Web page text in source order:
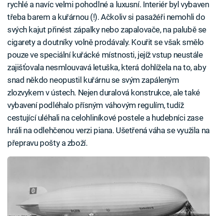
rychlé a navíc velmi pohodlné a luxusní. Interiér byl vybaven
třeba barem a kuřárnou (!). Ačkoliv si pasažéři nemohli do
svých kajut přinést zápalky nebo zapalovače, na palubě se
cigarety a doutníky volně prodávaly. Kouřit se však smělo
pouze ve speciální kuřácké místnosti, jejíž vstup neustále
zajišťovala nesmlouvavá letuška, která dohlížela na to, aby
snad někdo neopustil kuřárnu se svým zapáleným
zlozvykem v ústech. Nejen duralová konstrukce, ale také
vybavení podléhalo přísným váhovým regulím, tudíž
cestující uléhali na celohliníkové postele a hudebníci zase
hráli na odlehčenou verzi piana. Ušetřená váha se využila na
přepravu pošty a zboží.